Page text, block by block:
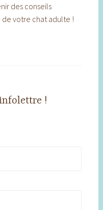
des conseils
votre chat adulte !
!